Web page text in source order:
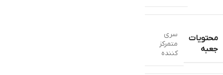
محتویات
جعبه
سری
متمرکز
کننده